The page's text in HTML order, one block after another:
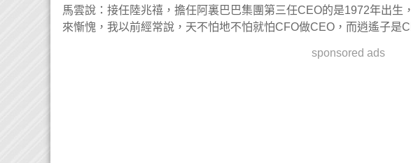
馬雲說：接任陸兆禧，擔任阿裏巴巴集團第三任CEO的是1972年出生
來慚愧，我以前經常說，天不怕地不怕就怕CFO做CEO，而逍遙子是
sponsored ads